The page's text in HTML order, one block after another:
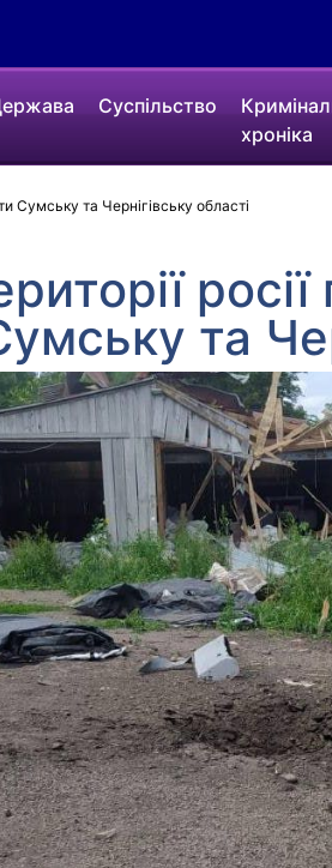
Суспільство
хроніка
Сумську та Чернігівську області
та